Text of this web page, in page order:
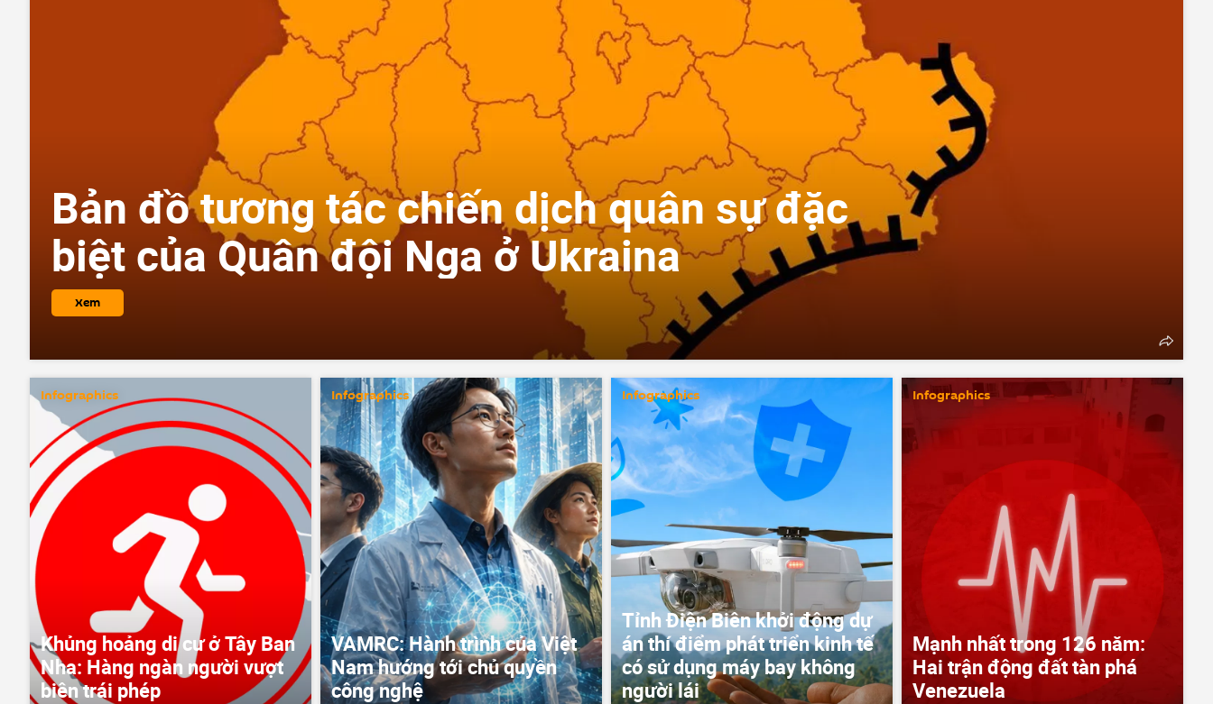
Bản đồ tương tác chiến dịch quân sự đặc
biệt của Quân đội Nga ở Ukraina
Xem
Khủng hoảng di cư ở Tây Ban
Nha: Hàng ngàn người vượt
biên trái phép
Infographics
VAMRC: Hành trình của Việt
Nam hướng tới chủ quyền
công nghệ
Infographics
Tỉnh Điện Biên khởi động dự
án thí điểm phát triển kinh tế
có sử dụng máy bay không
người lái
Infographics
Mạnh nhất trong 126 năm:
Hai trận động đất tàn phá
Venezuela
Infographics